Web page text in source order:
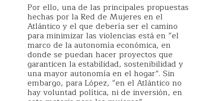
Por ello, una de las principales propuestas
hechas por la Red de Mujeres en el
Atlántico y el que debería ser el camino
para minimizar las violencias está en “el
marco de la autonomía económica, en
donde se puedan hacer proyectos que
garanticen la estabilidad, sostenibilidad y
una mayor autonomía en el hogar”. Sin
embargo, para López, “en el Atlántico no
hay voluntad política, ni de inversión, en